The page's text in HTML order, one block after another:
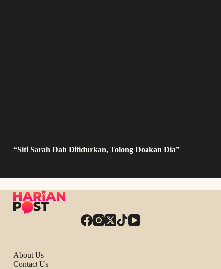
“Siti Sarah Dah Ditidurkan, Tolong Doakan Dia”
About Us
Contact Us